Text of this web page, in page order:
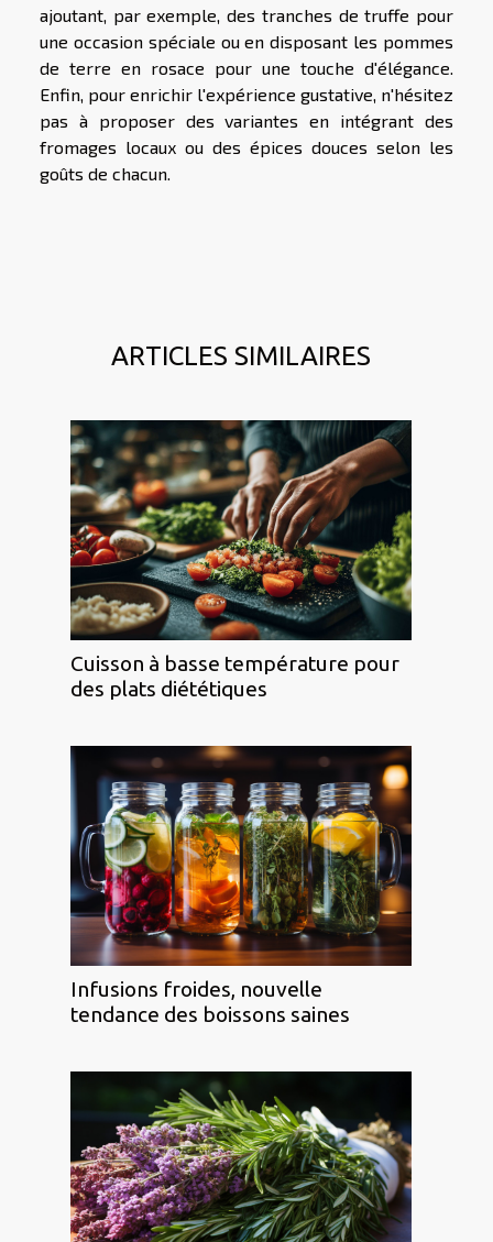
ajoutant, par exemple, des tranches de truffe pour
une occasion spéciale ou en disposant les pommes
de terre en rosace pour une touche d'élégance.
Enfin, pour enrichir l'expérience gustative, n'hésitez
pas à proposer des variantes en intégrant des
fromages locaux ou des épices douces selon les
goûts de chacun.
ARTICLES SIMILAIRES
Cuisson à basse température pour
des plats diététiques
Infusions froides, nouvelle
tendance des boissons saines